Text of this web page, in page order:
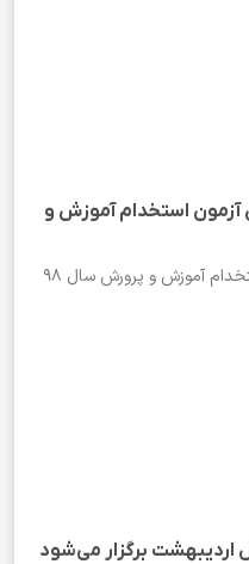
آزمون استخدام آموزش و
اسامی نهايی پذيرفته شدگان آزمون استخدام آموزش و پرورش سال 98
برگزار می‌شود